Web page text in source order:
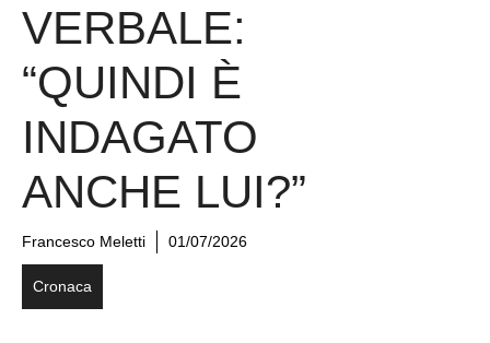
VERBALE:
“QUINDI È
INDAGATO
ANCHE LUI?”
Francesco Meletti 01/07/2026
Cronaca